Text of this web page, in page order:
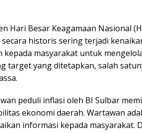
Hari Besar Keagamaan Nasional
secara historis sering terjadi
kepada masyarakat untuk
target yang ditetapkan, salah
peduli inflasi oleh BI Sulbar
ekonomi daerah. Wartawan
informasi kepada masyarakat.